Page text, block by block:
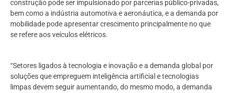
construção pode ser impulsionado por parcerias público-privadas,
bem como a indústria automotiva e aeronáutica, e a demanda por
mobilidade pode apresentar crescimento principalmente no que
se refere aos veículos elétricos.
“Setores ligados à tecnologia e inovação e a demanda global por
soluções que empreguem inteligência artificial e tecnologias
limpas devem seguir aumentando, do mesmo modo, a demanda